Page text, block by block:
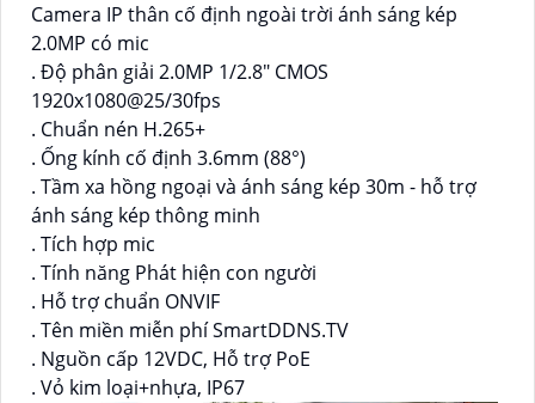
Camera IP thân cố định ngoài trời ánh sáng kép
2.0MP có mic
. Độ phân giải 2.0MP 1/2.8" CMOS
1920x1080@25/30fps
. Chuẩn nén H.265+
. Ống kính cố định 3.6mm (88°)
. Tầm xa hồng ngoại và ánh sáng kép 30m - hỗ trợ
ánh sáng kép thông minh
. Tích hợp mic
. Tính năng Phát hiện con người
. Hỗ trợ chuẩn ONVIF
. Tên miền miễn phí SmartDDNS.TV
. Nguồn cấp 12VDC, Hỗ trợ PoE
. Vỏ kim loại+nhựa, IP67